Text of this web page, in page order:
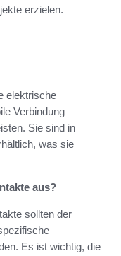
erzielen.
elektrische
Verbindung
Sie sind in
was sie
aus?
sollten der
Es ist wichtig, die